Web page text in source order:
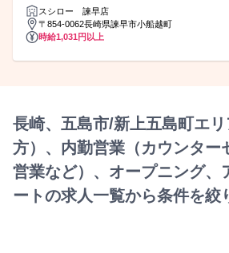
スシロー 諫早店
〒854-0062長崎県諫早市小船越町
時給1,031円以上
長崎、五島市/新上五島町エ
方）、内勤営業（カウンター
営業など）、オープニング、
ートの求人一覧から条件を絞